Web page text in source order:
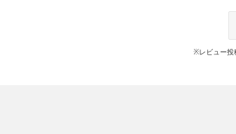
※レビュー投